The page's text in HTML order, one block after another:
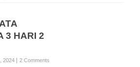
3 HARI 2
2024 2 Comments